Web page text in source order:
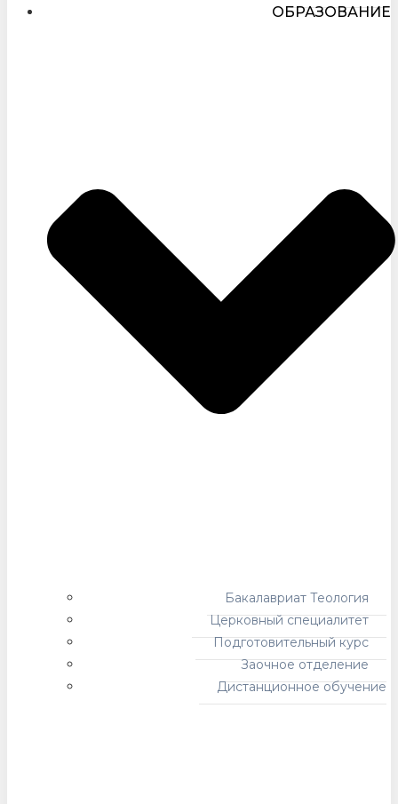
ОБРАЗОВАНИЕ
Бакалавриат Теология
Церковный специалитет
Подготовительный курс
Заочное отделение
Дистанционное обучение